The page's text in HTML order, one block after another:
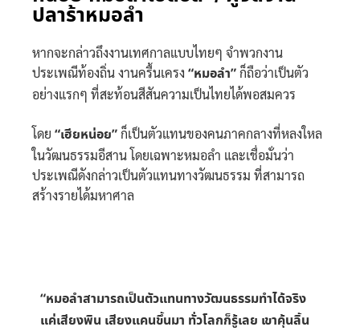
ปลาร้าหมอลำ
หากจะกล่าวถึงงานเทศกาลแบบไทยๆ จำพวกงาน
ประเพณีท้องถิ่น งานครื้นเครง “หมอลำ”ก็ถือว่าเป็นตัว
อย่างแรกๆ ที่สะท้อนสีสันความเป็นไทยได้พอสมควร
โดย “เฮียหน่อย”ก็เป็นตัวแทนของคนภาคกลางที่หลงใหล
ในวัฒนธรรมอีสาน โดยเฉพาะหมอลำ และเชื่อมั่นว่า
ประเพณีดังกล่าวเป็นตัวแทนทางวัฒนธรรม ที่สามารถ
สร้างรายได้มหาศาล
“หมอลำสามารถเป็นตัวแทนทางวัฒนธรรมทำได้จริง
แค่เสียงพิน เสียงแคนขึ้นมา ทั่วโลกก็รู้เลย เขาคุ้นลิ้น